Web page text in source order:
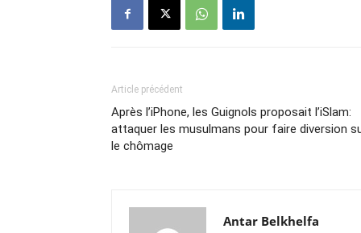
Article précédent
Après l’iPhone, les Guignols proposait l’iSlam:
attaquer les musulmans pour faire diversion
le chômage
Antar Belkhelfa